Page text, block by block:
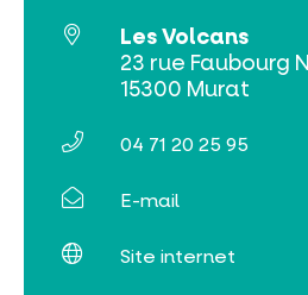
Billetterie
Tribus et
Les Volcans
23 rue Faubourg
15300 Murat
04 71 20 25 95
E-mail
Site internet